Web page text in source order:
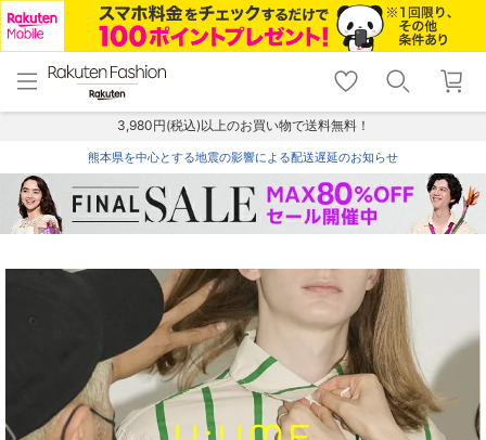
menu home
トップ
shopping_cart lock_outline
ログイン
3,980円(税込)以上のお買い物で送料無料！
熊本県を中心とする地震の影響による配送遅延のお知らせ